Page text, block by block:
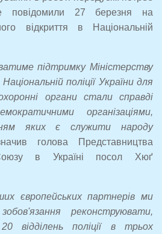
повідомили 27 березня на
відкриття в Національній
підтримку Міністерству
поліції України для
органи стали справді
організаціями,
яких є служити народу
голова Представництва
в Україні посол Хюґ
європейських партнерів ми
реконструювати,
відділень поліції в трьох